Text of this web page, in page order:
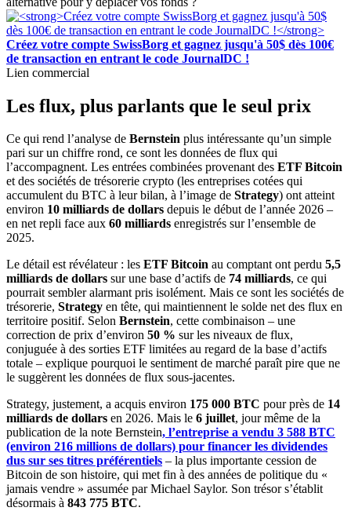
Créez votre compte SwissBorg et gagnez jusqu'à 50$ dès 100€
de transaction en entrant le code JournalDC !
Lien commercial
Les flux, plus parlants que le seul prix
Ce qui rend l’analyse de Bernstein plus intéressante qu’un simple
pari sur un chiffre rond, ce sont les données de flux qui
l’accompagnent. Les entrées combinées provenant des ETF Bitcoin
et des sociétés de trésorerie crypto (les entreprises cotées qui
accumulent du BTC à leur bilan, à l’image de Strategy) ont atteint
environ 10 milliards de dollars depuis le début de l’année 2026 –
en net repli face aux 60 milliards enregistrés sur l’ensemble de
2025.
Le détail est révélateur : les ETF Bitcoin au comptant ont perdu 5,5
milliards de dollars sur une base d’actifs de 74 milliards, ce qui
pourrait sembler alarmant pris isolément. Mais ce sont les sociétés de
trésorerie, Strategy en tête, qui maintiennent le solde net des flux en
territoire positif. Selon Bernstein, cette combinaison – une
correction de prix d’environ 50 % sur les niveaux de flux,
conjuguée à des sorties ETF limitées au regard de la base d’actifs
totale – explique pourquoi le sentiment de marché paraît pire que ne
le suggèrent les données de flux sous-jacentes.
Strategy, justement, a acquis environ 175 000 BTC pour près de 14
milliards de dollars en 2026. Mais le 6 juillet, jour même de la
publication de la note Bernstein, l’entreprise a vendu 3 588 BTC
(environ 216 millions de dollars) pour financer les dividendes
dus sur ses titres préférentiels – la plus importante cession de
Bitcoin de son histoire, qui met fin à des années de politique du «
jamais vendre » assumée par Michael Saylor. Son trésor s’établit
désormais à 843 775 BTC.